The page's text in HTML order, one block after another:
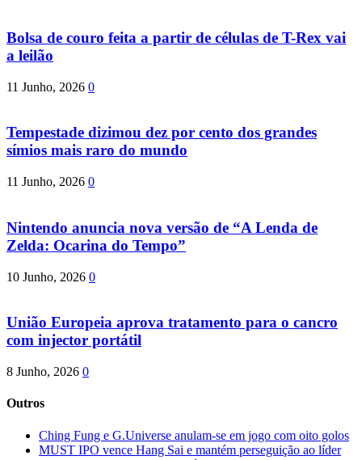
Bolsa de couro feita a partir de células de T-Rex vai
a leilão
11 Junho, 2026 0
Tempestade dizimou dez por cento dos grandes
símios mais raro do mundo
11 Junho, 2026 0
Nintendo anuncia nova versão de “A Lenda de
Zelda: Ocarina do Tempo”
10 Junho, 2026 0
União Europeia aprova tratamento para o cancro
com injector portátil
8 Junho, 2026 0
Outros
Ching Fung e G.Universe anulam-se em jogo com oito golos
MUST IPO vence Hang Sai e mantém perseguição ao líder